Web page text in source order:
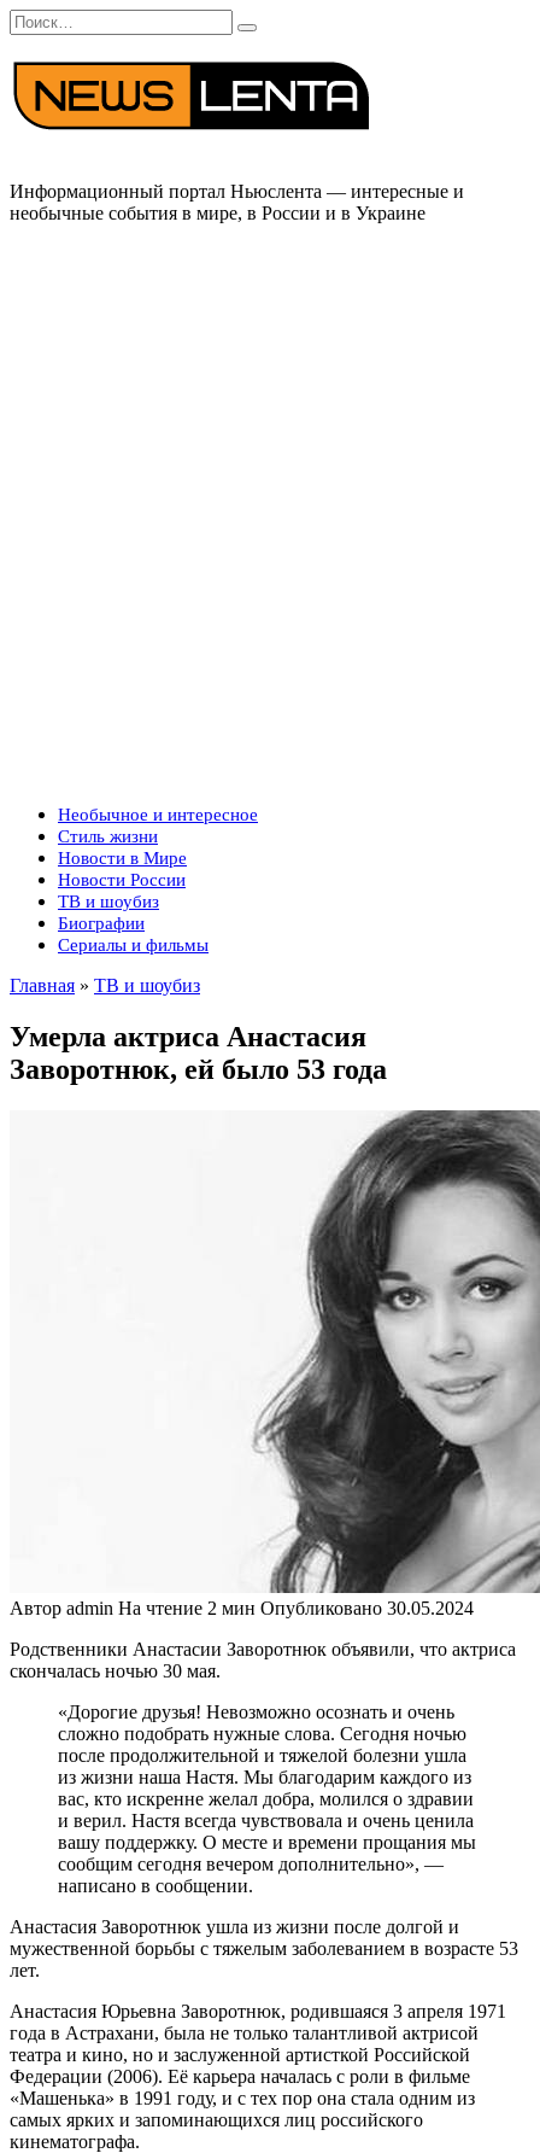
Перейти
к
содержанию
Search
for:
Информационный портал Ньюслента — интересные и
необычные события в мире, в России и в Украине
Необычное и интересное
Стиль жизни
Новости в Мире
Новости России
ТВ и шоубиз
Биографии
Сериалы и фильмы
Главная » ТВ и шоубиз
Умерла актриса Анастасия
Заворотнюк, ей было 53 года
Автор admin На чтение 2 мин Опубликовано 30.05.2024
Родственники Анастасии Заворотнюк объявили, что актриса
скончалась ночью 30 мая.
«Дорогие друзья! Невозможно осознать и очень
сложно подобрать нужные слова. Сегодня ночью
после продолжительной и тяжелой болезни ушла
из жизни наша Настя. Мы благодарим каждого из
вас, кто искренне желал добра, молился о здравии
и верил. Настя всегда чувствовала и очень ценила
вашу поддержку. О месте и времени прощания мы
сообщим сегодня вечером дополнительно», —
написано в сообщении.
Анастасия Заворотнюк ушла из жизни после долгой и
мужественной борьбы с тяжелым заболеванием в возрасте 53
лет.
Анастасия Юрьевна Заворотнюк, родившаяся 3 апреля 1971
года в Астрахани, была не только талантливой актрисой
театра и кино, но и заслуженной артисткой Российской
Федерации (2006). Её карьера началась с роли в фильме
«Машенька» в 1991 году, и с тех пор она стала одним из
самых ярких и запоминающихся лиц российского
кинематографа.